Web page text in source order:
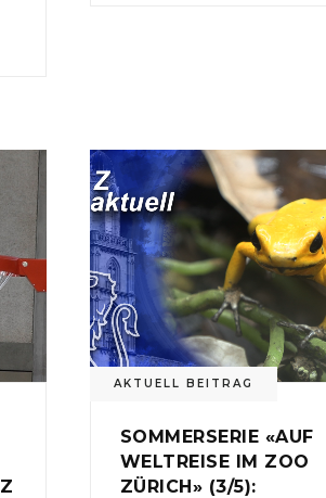
AKTUELL BEITRAG
SOMMERSERIE «AUF
WELTREISE IM ZOO
ZÜRICH» (3/5):